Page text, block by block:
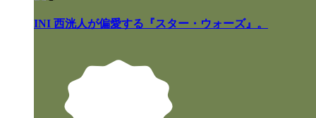
INI 西洸人が偏愛する『スター・ウォーズ』。